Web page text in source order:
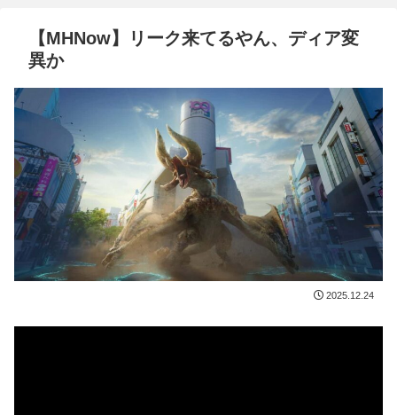
【MHNow】リーク来てるやん、ディア変
異か
2025.12.24